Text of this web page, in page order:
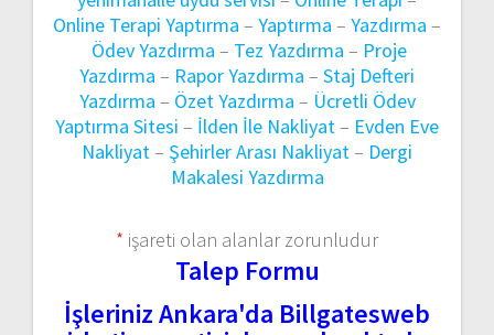
Online Terapi Yaptırma – Yaptırma – Yazdırma –
Ödev Yazdırma – Tez Yazdırma – Proje
Yazdırma – Rapor Yazdırma – Staj Defteri
Yazdırma – Özet Yazdırma – Ücretli Ödev
Yaptırma Sitesi – İlden İle Nakliyat– Evden Eve
Nakliyat– Şehirler Arası Nakliyat– Dergi
Makalesi Yazdırma
* işareti olan alanlar zorunludur
Talep Formu
İşleriniz Ankara'da Billgatesweb